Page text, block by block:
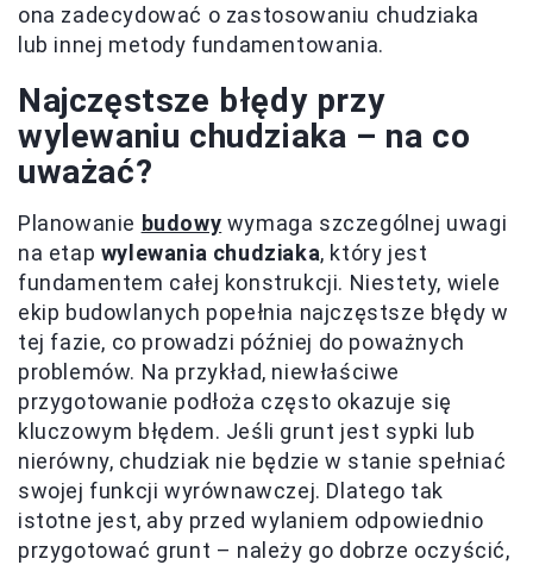
ona zadecydować o zastosowaniu chudziaka
lub innej metody fundamentowania.
Najczęstsze błędy przy
wylewaniu chudziaka – na co
uważać?
Planowanie budowy wymaga szczególnej uwagi
na etap wylewania chudziaka, który jest
fundamentem całej konstrukcji. Niestety, wiele
ekip budowlanych popełnia najczęstsze błędy w
tej fazie, co prowadzi później do poważnych
problemów. Na przykład, niewłaściwe
przygotowanie podłoża często okazuje się
kluczowym błędem. Jeśli grunt jest sypki lub
nierówny, chudziak nie będzie w stanie spełniać
swojej funkcji wyrównawczej. Dlatego tak
istotne jest, aby przed wylaniem odpowiednio
przygotować grunt – należy go dobrze oczyścić,